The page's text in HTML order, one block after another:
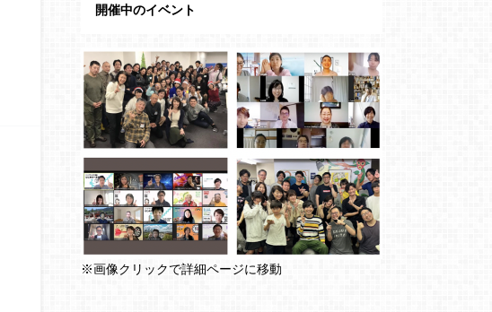
開催中のイベント
※画像クリックで詳細ページに移動